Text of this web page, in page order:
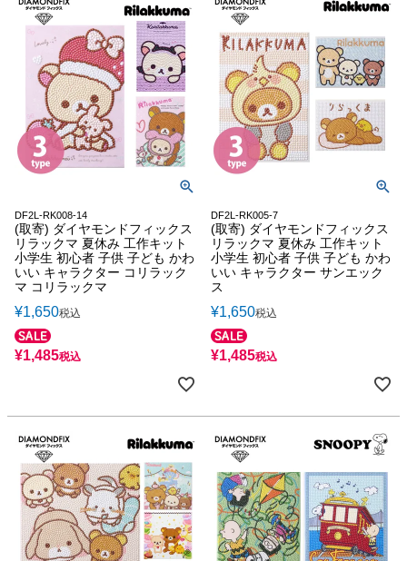
DF2L-RK008-14
(取寄) ダイヤモンドフィックス
リラックマ 夏休み 工作キット
小学生 初心者 子供 子ども かわ
いい キャラクター コリラック
マ コリラックマ
¥1,650税込
¥1,485税込
DF2L-RK005-7
(取寄) ダイヤモンドフィックス
リラックマ 夏休み 工作キット
小学生 初心者 子供 子ども かわ
いい キャラクター サンエック
ス
¥1,650税込
¥1,485税込